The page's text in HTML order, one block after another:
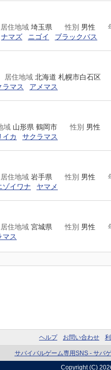
居住地域 埼玉県 性別 男性
ナマズ ニゴイ ブラックバス
居住地域 北海道 札幌市白石区
ラマス アメマス
域 山形県 鶴岡市 性別 男性
イカ サクラマス
居住地域 岩手県 性別 男性
ゾイワナ ヤマメ
居住地域 宮城県 性別 男性
マス
ヘルプ お問い合わせ
サバイバルゲーム専用SNS - サバ
Copyright (C)